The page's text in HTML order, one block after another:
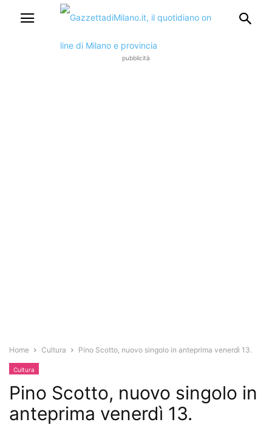
pubblicità
Home Cultura Pino Scotto, nuovo singolo in anteprima venerdì 13.
Cultura
Pino Scotto, nuovo singolo in
anteprima venerdì 13.